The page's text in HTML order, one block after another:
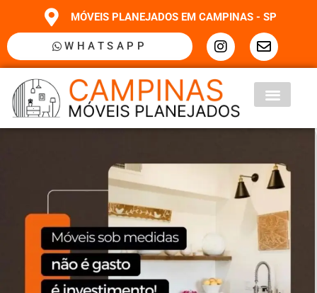
MÓVEIS PLANEJADOS EM CAMPINAS - SP
WHATSAPP